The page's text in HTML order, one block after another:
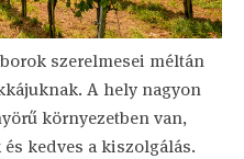
szerelmesei méltán
A hely nagyon
környezetben van,
kedves a kiszolgálás.